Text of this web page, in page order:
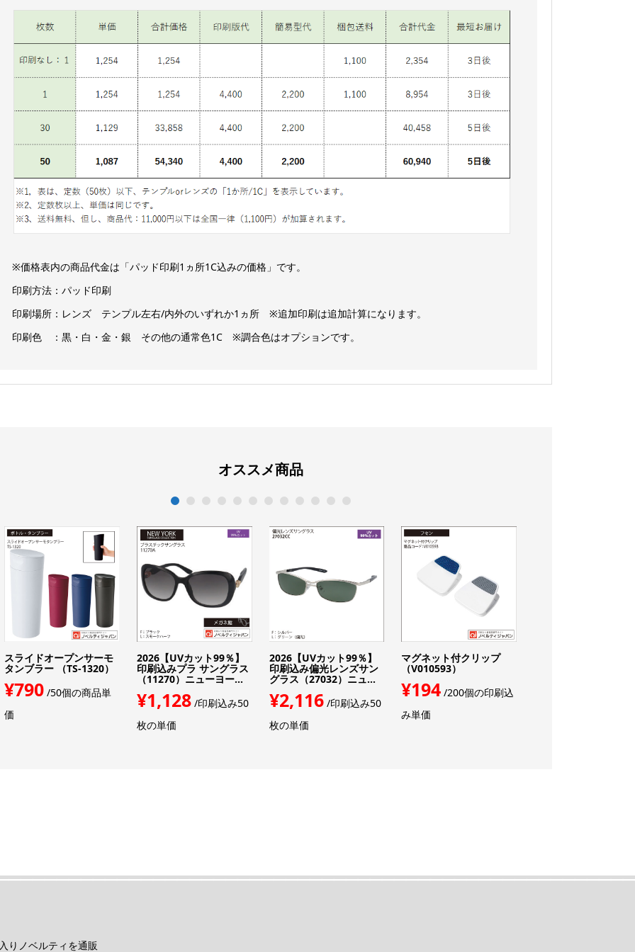
※価格表内の商品代金は「パッド印刷1ヵ所1C込みの価格」です。
印刷方法：パッド印刷
印刷場所：レンズ テンプル左右/内外のいずれか1ヵ所 ※追加印刷は追加計算になります。
印刷色 ：黒・白・金・銀 その他の通常色1C ※調合色はオプションです。
オススメ商品
スライドオープンサーモ
タンブラー （TS-1320）
¥790/50個の商品単
価
2026【UVカット99％】
印刷込みプラ サングラス
（11270）ニューヨー...
¥1,128/印刷込み50
枚の単価
2026【UVカット99％】
印刷込み偏光レンズサン
グラス（27032）ニュ...
¥2,116/印刷込み50
枚の単価
マグネット付クリップ
（V010593）
¥194/200個の印刷込
み単価
1 2 3 4 5 6 7 8 9 10 11 12
りノベルティを通販